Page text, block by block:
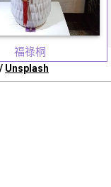
福祿桐
/ Unsplash